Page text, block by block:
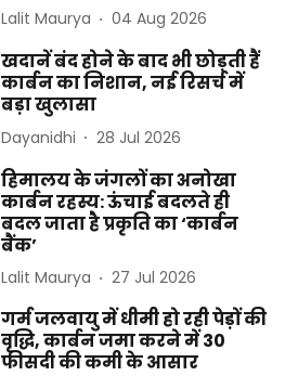
Lalit Maurya 04 Aug 2026
खदानें बंद होने के बाद भी छोड़ती हैं
कार्बन का निशान, नई रिसर्च में
बड़ा खुलासा
Dayanidhi 28 Jul 2026
हिमालय के जंगलों का अनोखा
कार्बन रहस्य: ऊंचाई बदलते ही
बदल जाता है प्रकृति का ‘कार्बन
बैंक’
Lalit Maurya 27 Jul 2026
गर्म जलवायु में धीमी हो रही पेड़ों की
वृद्धि, कार्बन जमा करने में 30
फीसदी की कमी के आसार